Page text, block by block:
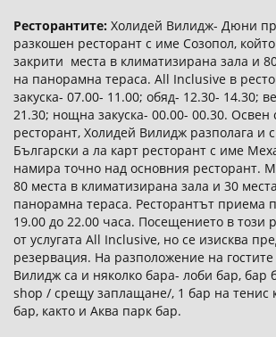
Ресторантите: Холидей Вилидж- Дюни
разкошен ресторант с име Созопол,
закрити места в климатизирана зала и
на панорамна тераса. All Inclusive в
закуска- 07.00- 11.00; обяд- 12.30- 14.30;
21.30; нощна закуска- 00.00- 00.30. Освен
ресторант, Холидей Вилидж разполага и
Български а ла карт ресторант с име
намира точно над основния ресторант.
80 места в климатизирана зала и 30
панорамна тераса. Ресторантът приема
19.00 до 22.00 часа. Посещението в този
от услугата All Inclusive, но се изисква
резервация. На разположение на
Вилидж са и няколко бара- лоби бар, бар
shop / срещу заплащане/, 1 бар на тенис
бар, както и Аква парк бар.